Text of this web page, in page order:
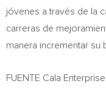
jóvenes a través de la
carreras de
manera incrementar su
FUENTE Cala